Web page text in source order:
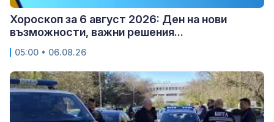
Хороскоп за 6 август 2026: Ден на нови
възможности, важни решения...
05:00 • 06.08.26